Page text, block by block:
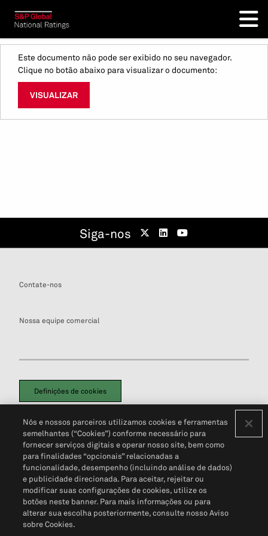
Este documento não pode ser exibido no seu navegador.
Clique no botão abaixo para visualizar o documento:
VISUALIZAR
Siga-nos
Contate-nos
Nossa equipe comercial
Definições de cookies
Política de PrivacidadePortal de privacidade do cliente (em inglês)
Não Venda Minhas Informações Pessoais© 2026 S&P Global
Nós e nossos parceiros utilizamos cookies e ferramentas
semelhantes (“Cookies”) conforme necessário para
fornecer serviços digitais e operar nosso site, bem como
para finalidades “opcionais” relacionadas a
funcionalidade, desempenho (incluindo análise de dados)
e publicidade direcionada. Para aceitar, rejeitar ou
modificar suas configurações de cookies, utilize os
botões neste banner. Para mais informações ou para
alterar sua escolha posteriormente, consulte nosso Aviso
sobre Cookies.